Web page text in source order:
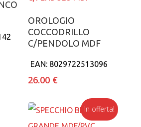
Aggiungi al carrello
OROLOGIO
COCCODRILLO
C/PENDOLO MDF
EAN: 8029722513096
26.00 €
In offerta!